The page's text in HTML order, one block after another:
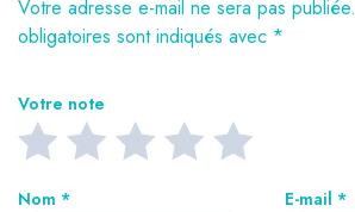
Votre adresse e-mail ne sera pas publiée.
obligatoires sont indiqués avec *
Votre note
Nom * E-mail *